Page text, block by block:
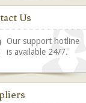
Us
Our support hotline
is available 24/7.